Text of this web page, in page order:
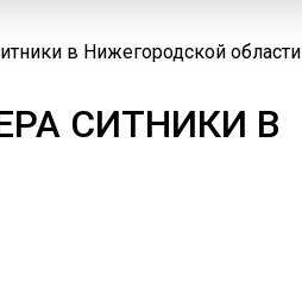
в Нижегородской области
СИТНИКИ В